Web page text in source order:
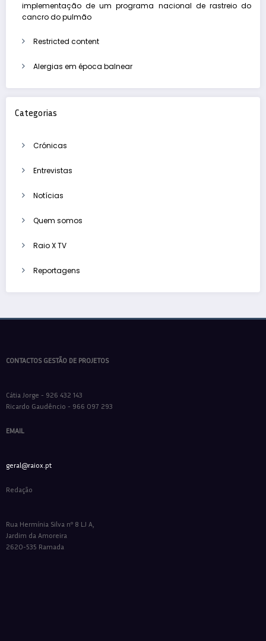
implementação de um programa nacional de rastreio do
cancro do pulmão
Restricted content
Alergias em época balnear
Categorias
Crónicas
Entrevistas
Notícias
Quem somos
Raio X TV
Reportagens
CONTACTOS GESTÃO DE PROJETOS
Cátia Jorge - 926 432 143
Ricardo Gaudêncio - 966 097 293
EMAIL
geral@raiox.pt
Redação
Rua Hermínia Silva nº 8 LJ A,
Jardim da Amoreira
2620-535 Ramada